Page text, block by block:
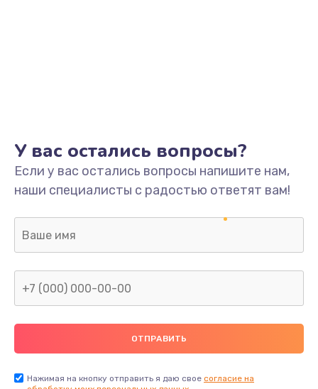
У вас остались вопросы?
Если у вас остались вопросы напишите нам,
наши специалисты с радостью ответят вам!
Нажимая на кнопку отправить я даю свое согласие на